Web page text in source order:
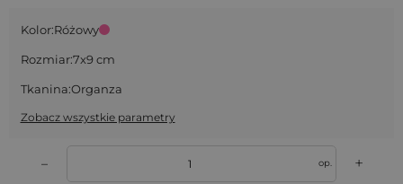
Kolor:Różowy
Rozmiar:7x9 cm
Tkanina:Organza
Zobacz wszystkie parametry
– op. +